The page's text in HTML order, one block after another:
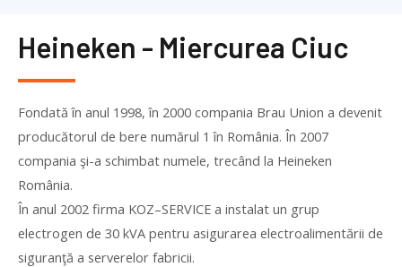
Heineken - Miercurea Ciuc
Fondată în anul 1998, în 2000 compania Brau Union a devenit
producătorul de bere numărul 1 în România. În 2007
compania şi-a schimbat numele, trecând la Heineken
România.
În anul 2002 firma KOZ–SERVICE a instalat un grup
electrogen de 30 kVA pentru asigurarea electroalimentării de
siguranţă a serverelor fabricii.